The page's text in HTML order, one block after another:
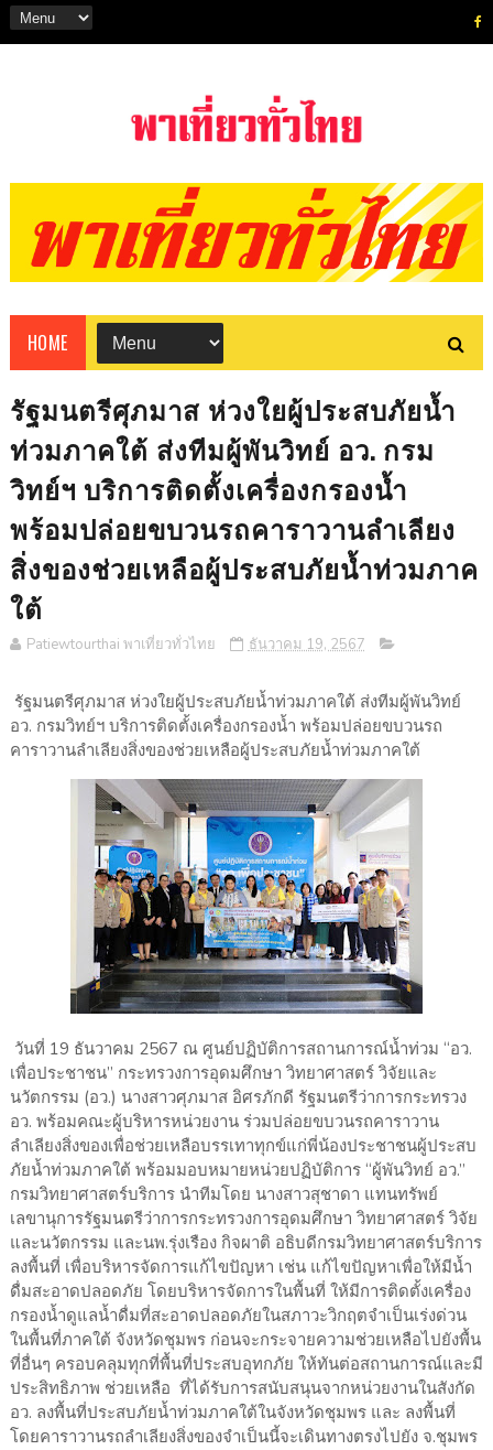
HOME
รัฐมนตรีศุภมาส ห่วงใยผู้ประสบภัยน้ำ
ท่วมภาคใต้ ส่งทีมผู้พันวิทย์ อว. กรม
วิทย์ฯ บริการติดตั้งเครื่องกรองน้ำ
พร้อมปล่อยขบวนรถคาราวานลำเลียง
สิ่งของช่วยเหลือผู้ประสบภัยน้ำท่วมภาค
ใต้
Patiewtourthai พาเที่ยวทั่วไทย ธันวาคม 19, 2567
รัฐมนตรีศุภมาส ห่วงใยผู้ประสบภัยน้ำท่วมภาคใต้ ส่งทีมผู้พันวิทย์
อว. กรมวิทย์ฯ บริการติดตั้งเครื่องกรองน้ำ พร้อมปล่อยขบวนรถ
คาราวานลำเลียงสิ่งของช่วยเหลือผู้ประสบภัยน้ำท่วมภาคใต้
วันที่ 19 ธันวาคม 2567 ณ ศูนย์ปฏิบัติการสถานการณ์น้ำท่วม “อว.
เพื่อประชาชน” กระทรวงการอุดมศึกษา วิทยาศาสตร์ วิจัยและ
นวัตกรรม (อว.) นางสาวศุภมาส อิศรภักดี รัฐมนตรีว่าการกระทรวง
อว. พร้อมคณะผู้บริหารหน่วยงาน ร่วมปล่อยขบวนรถคาราวาน
ลำเลียงสิ่งของเพื่อช่วยเหลือบรรเทาทุกข์แก่พี่น้องประชาชนผู้ประสบ
ภัยน้ำท่วมภาคใต้ พร้อมมอบหมายหน่วยปฏิบัติการ “ผู้พันวิทย์ อว.”
กรมวิทยาศาสตร์บริการ นำทีมโดย นางสาวสุชาดา แทนทรัพย์
เลขานุการรัฐมนตรีว่าการกระทรวงการอุดมศึกษา วิทยาศาสตร์ วิจัย
และนวัตกรรม และนพ.รุ่งเรือง กิจผาติ อธิบดีกรมวิทยาศาสตร์บริการ
ลงพื้นที่ เพื่อบริหารจัดการแก้ไขปัญหา เช่น แก้ไขปัญหาเพื่อให้มีน้ำ
ดื่มสะอาดปลอดภัย โดยบริหารจัดการในพื้นที่ ให้มีการติดตั้งเครื่อง
กรองน้ำดูแลน้ำดื่มที่สะอาดปลอดภัยในสภาวะวิกฤตจำเป็นเร่งด่วน
ในพื้นที่ภาคใต้ จังหวัดชุมพร ก่อนจะกระจายความช่วยเหลือไปยังพื้น
ที่อื่นๆ ครอบคลุมทุกที่พื้นที่ประสบอุทกภัย ให้ทันต่อสถานการณ์และมี
ประสิทธิภาพ ช่วยเหลือ ที่ได้รับการสนับสนุนจากหน่วยงานในสังกัด
อว. ลงพื้นที่ประสบภัยน้ำท่วมภาคใต้ในจังหวัดชุมพร และ ลงพื้นที่
โดยคาราวานรถลำเลียงสิ่งของจำเป็นนี้จะเดินทางตรงไปยัง จ.ชุมพร